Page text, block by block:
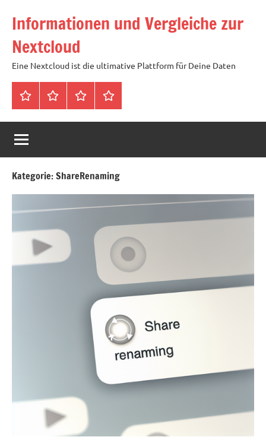
Inhalt
springen
Informationen und Vergleiche zur
Nextcloud
Eine Nextcloud ist die ultimative Plattform für Deine Daten
StartseiteNeuste
Artikel
Cloud
mit
Speicher
Tags
Kategorie:ShareRenaming